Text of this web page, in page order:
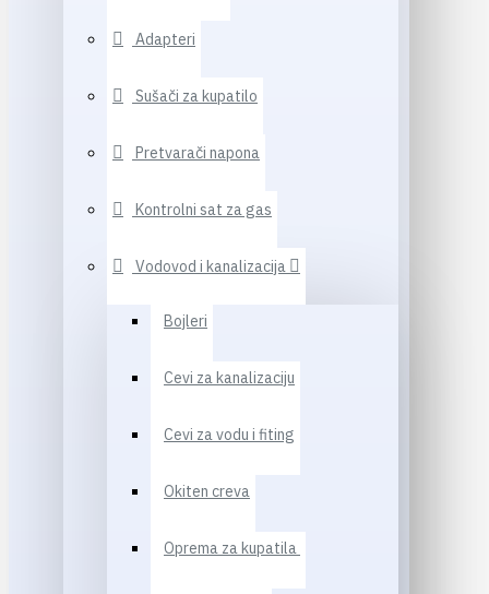
Adapteri
Sušači za kupatilo
Pretvarači napona
Kontrolni sat za gas
Vodovod i kanalizacija
Bojleri
Cevi za kanalizaciju
Cevi za vodu i fiting
Okiten creva
Oprema za kupatila